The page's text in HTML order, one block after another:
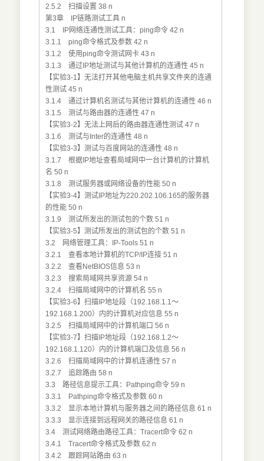
2.5.2 扫描设置 38 n
第3章 IP链路测试工具 n
3.1 IP网络连通性测试工具：ping命令 42 n
3.1.1 ping命令格式及参数 42 n
3.1.2 使用ping命令测试网卡 43 n
3.1.3 通过IP地址测试与其他计算机的连通性 45 n
【实验3-1】无法打开其他电脑主机共享文件夹的连通
性测试 45 n
3.1.4 通过计算机名测试与其他计算机的连通性 46 n
3.1.5 测试与路由器的连通性 47 n
【实验3-2】无法上网后的路由器连通性测试 47 n
3.1.6 测试与Inter的连通性 48 n
【实验3-3】测试与百度网站的连通性 48 n
3.1.7 根据IP地址查看局域网中一台计算机的计算机
名 50 n
3.1.8 测试服务器或网络设备的性能 50 n
【实验3-4】测试IP地址为220.202.106.165的服务器
的性能 50 n
3.1.9 测试所发出的测试包的个数 51 n
【实验3-5】测试所发出的测试包的个数 51 n
3.2 网络管理工具：IP-Tools 51 n
3.2.1 查看本地计算机的TCP/IP连接 51 n
3.2.2 查看NetBIOS信息 53 n
3.2.3 搜索局域网共享资源 54 n
3.2.4 扫描局域网中的计算机名 55 n
【实验3-6】扫描IP地址段（192.168.1.1～
192.168.1.200）内的计算机对应信息 55 n
3.2.5 扫描局域网中的计算机端口 56 n
【实验3-7】扫描IP地址段（192.168.1.2～
192.168.1.120）内的计算机端口及信息 56 n
3.2.6 扫描局域网中的计算机连通性 57 n
3.2.7 追踪路由 58 n
3.3 路径信息提示工具：Pathping命令 59 n
3.3.1 Pathping命令格式及参数 60 n
3.3.2 显示本地计算机与服务器之间的路径信息 61 n
3.3.3 显示连接到远程网关的路径信息 61 n
3.4 测试网络路由路径工具：Tracert命令 62 n
3.4.1 Tracert命令格式及参数 62 n
3.4.2 跟踪网站路由 63 n